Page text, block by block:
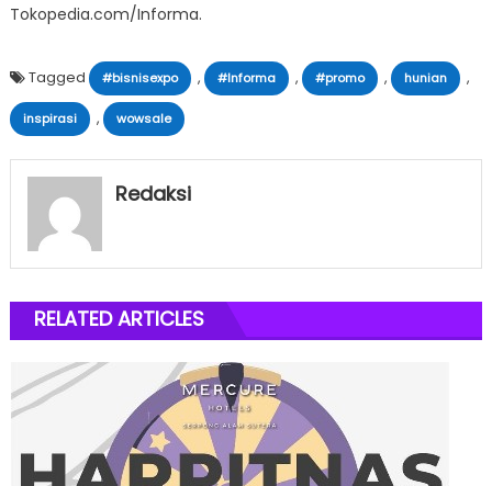
Tokopedia.com/Informa.
Tagged #bisnisexpo , #Informa , #promo , hunian ,
inspirasi , wowsale
Redaksi
RELATED ARTICLES